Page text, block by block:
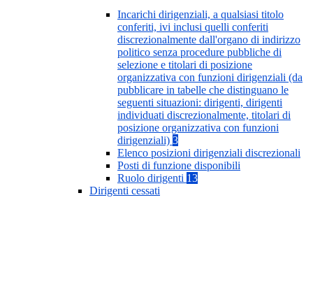
Incarichi dirigenziali, a qualsiasi titolo
conferiti, ivi inclusi quelli conferiti
discrezionalmente dall'organo di indirizzo
politico senza procedure pubbliche di
selezione e titolari di posizione
organizzativa con funzioni dirigenziali (da
pubblicare in tabelle che distinguano le
seguenti situazioni: dirigenti, dirigenti
individuati discrezionalmente, titolari di
posizione organizzativa con funzioni
dirigenziali) 3
Elenco posizioni dirigenziali discrezionali
Posti di funzione disponibili
Ruolo dirigenti 13
Dirigenti cessati